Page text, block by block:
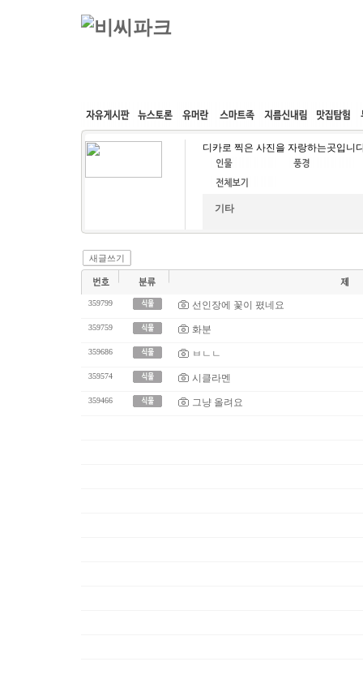
커뮤니티 속도패치 웹호스팅 공동구매
디카로 찍은 사진을 자랑하는곳입니
기타
새글쓰기
359799 선인장에 꽃이 폈네요
359759 화분
359686 ㅂㄴㄴ
359574 시클라멘
359466 그냥 올려요